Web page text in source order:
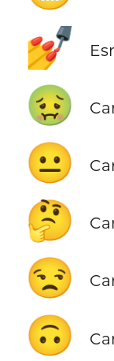
💅
🤢
😐
🤔
😒
🙃